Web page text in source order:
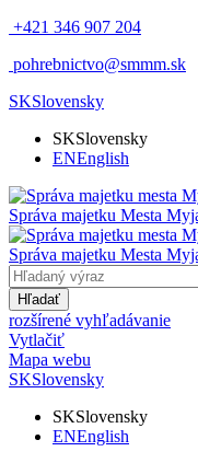
+421 346 907 204
pohrebnictvo@smmm.sk
SKSlovensky
SKSlovensky
ENEnglish
Správa majetku Mesta
Správa majetku Mesta
Hľadať
rozšírené vyhľadávanie
Vytlačiť
Mapa webu
SKSlovensky
SKSlovensky
ENEnglish